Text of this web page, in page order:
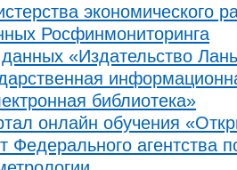
экономического
Росфинмониторинга
«Издательство
библиотека»
онлайн обучения
агентства